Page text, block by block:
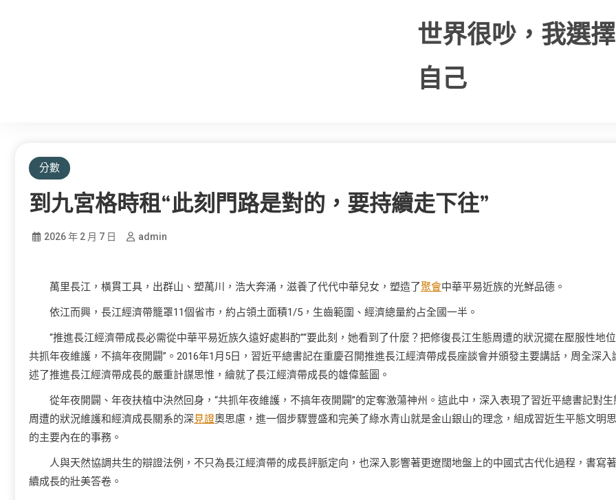
世界很吵，我選
自己
分數
到九宮格時租“此刻門路是對的，要持續走下往”
2026 年 2 月 7 日 admin
萬里長江，橫貫工具，出群山、塑萬川，浩大奔涌，滋養了代代中華兒女，塑造了聚會中華平易近族的光鮮品德。
依江而興，長江經濟帶籠罩11個省市，約占領土面積1/5，生齒範圍、經濟總量約占全國一半。
“推進長江經濟帶成長必需從中華平易近族久遠好處斟酌”“要此刻，她看到了什麼？把修復長江生態周遭的狀況擺在壓服性地位
共抓年夜維護，不搞年夜開闢”。2016年1月5日，習近平總書記在重慶召開推進長江經濟帶成長座談會并頒發主要講話，周全深入
述了推進長江經濟帶成長的嚴重計謀思惟，繪就了長江經濟帶成長的雄偉藍圖。
從年夜開闢、年夜扶植中決然回身，“共抓年夜維護，不搞年夜開闢”的定奪激蕩神州。這此中，深入表現了習近平總書記對生
周遭的狀況維護和經濟成長關系的深見證奧思慮，進一個步驟豐盛和完美了綠水青山就是金山銀山的理念，組成習近生平態文明
的主要內在的事務。
人與天然協調共生的辯證法例，不只為長江經濟帶的成長評脈定向，也深入影響著更遼闊地盤上的中國式古代化過程，書寫
續成長的壯美答卷。